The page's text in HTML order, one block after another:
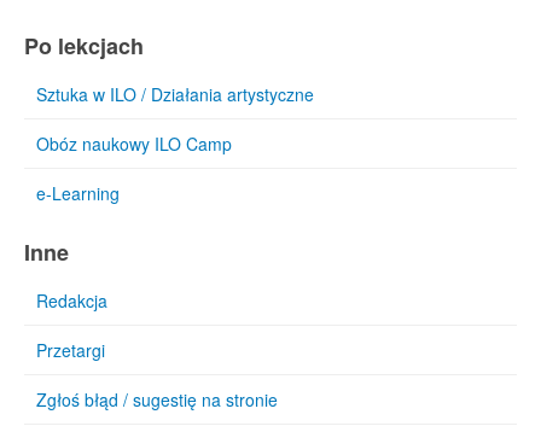
Po lekcjach
Sztuka w ILO / Działania artystyczne
Obóz naukowy ILO Camp
e-Learning
Inne
Redakcja
Przetargi
Zgłoś błąd / sugestię na stronie